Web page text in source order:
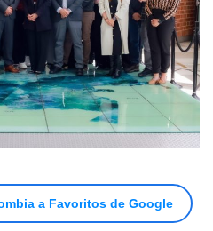
a Favoritos de Google